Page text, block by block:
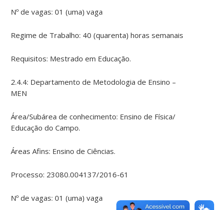
Nº de vagas: 01 (uma) vaga
Regime de Trabalho: 40 (quarenta) horas semanais
Requisitos: Mestrado em Educação.
2.4.4: Departamento de Metodologia de Ensino –
MEN
Área/Subárea de conhecimento: Ensino de Física/
Educação do Campo.
Áreas Afins: Ensino de Ciências.
Processo: 23080.004137/2016-61
Nº de vagas: 01 (uma) vaga